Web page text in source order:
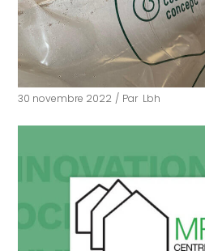
30 novembre 2022 Par Lbh